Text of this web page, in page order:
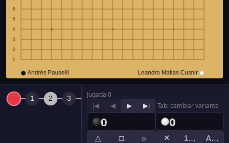
Jugada 0
|◀ ◀ ▶ ▶| Tab: cambiar variante
0 0
△ □ ○ ✕ 1… A…